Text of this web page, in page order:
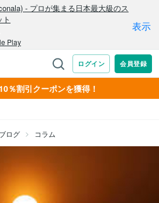
％割引クーポンを獲得！
ブログ コラム